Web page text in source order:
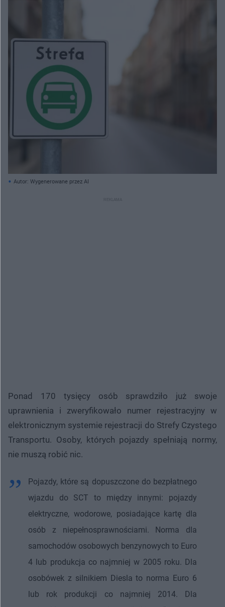
Autor: Wygenerowane przez AI
Ponad 170 tysięcy osób sprawdziło już swoje
uprawnienia i zweryfikowało numer rejestracyjny w
elektronicznym systemie rejestracji do Strefy Czystego
Transportu. Osoby, których pojazdy spełniają normy,
nie muszą robić nic.
Pojazdy, które są dopuszczone do bezpłatnego
wjazdu do SCT to między innymi: pojazdy
elektryczne, wodorowe, posiadające kartę dla
osób z niepełnosprawnościami. Norma dla
samochodów osobowych benzynowych to Euro
4 lub produkcja co najmniej w 2005 roku. Dla
osobówek z silnikiem Diesla to norma Euro 6
lub rok produkcji co najmniej 2014. Dla